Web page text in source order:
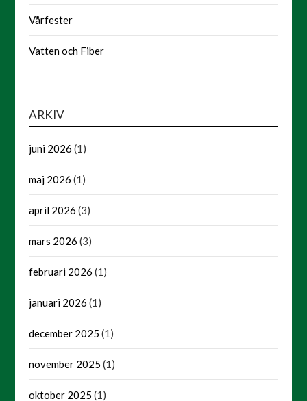
Vårfester
Vatten och Fiber
ARKIV
juni 2026 (1)
maj 2026 (1)
april 2026 (3)
mars 2026 (3)
februari 2026 (1)
januari 2026 (1)
december 2025 (1)
november 2025 (1)
oktober 2025 (1)